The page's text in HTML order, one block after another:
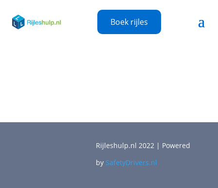
Boek rijles
Rijleshulp.nl 2022 | Powered
by SafetyDrivers.nl